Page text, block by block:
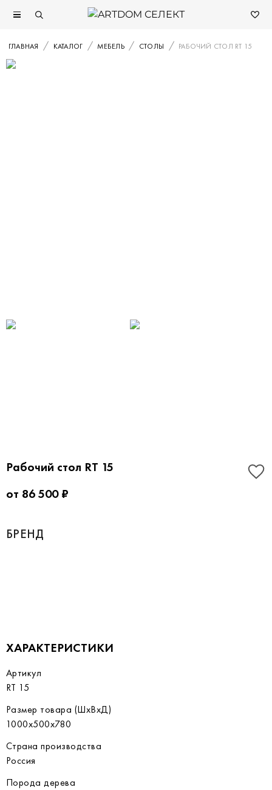
ГЛАВНАЯ КАТАЛОГ МЕБЕЛЬ СТОЛЫ РАБОЧИЙ СТОЛ RT 15
Рабочий стол RT 15
от 86 500 ₽
БРЕНД
ХАРАКТЕРИСТИКИ
Артикул
RT 15
Размер товара (ШхВхД)
1000х500х780
Страна производства
Россия
Порода дерева